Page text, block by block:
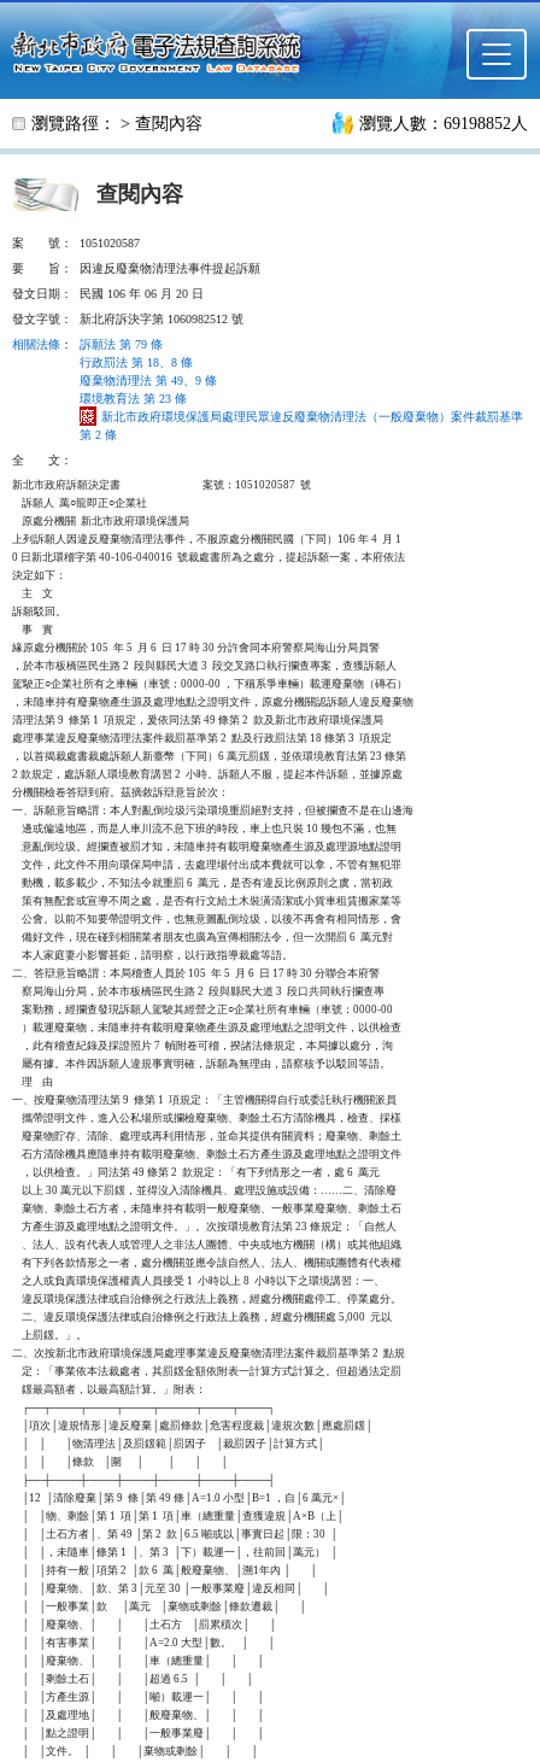
跳至主要內容
瀏覽路徑： > 查閱內容 瀏覽人數：69198852人
查閱內容
案 號：
1051020587
要
旨：
因違反廢棄物清理法事件提起訴願
發文日期：
民國 106 年 06 月 20 日
發文字號：
新北府訴決字第 1060982512 號
相關法條 ：
訴願法 第 79 條
行政罰法 第 18、8 條
廢棄物清理法 第 49、9 條
環境教育法 第 23 條
新北市政府環境保護局處理民眾違反廢棄物清理法（一般廢棄物）案件裁罰基準
第 2 條
全
文：
新北市政府訴願決定書                                  案號：1051020587  號
    訴願人  萬○龍即正○企業社
    原處分機關  新北市政府環境保護局
上列訴願人因違反廢棄物清理法事件，不服原處分機關民國（下同）106 年 4  月 1
0 日新北環稽字第 40-106-040016  號裁處書所為之處分，提起訴願一案，本府依法
決定如下：
    主    文
訴願駁回。
    事    實
緣原處分機關於 105  年 5  月 6  日 17 時 30 分許會同本府警察局海山分局員警
，於本市板橋區民生路 2  段與縣民大道 3  段交叉路口執行攔查專案，查獲訴願人
駕駛正○企業社所有之車輛（車號：0000-00 ，下稱系爭車輛）載運廢棄物（磚石）
，未隨車持有廢棄物產生源及處理地點之證明文件，原處分機關認訴願人違反廢棄物
清理法第 9  條第 1  項規定，爰依同法第 49 條第 2  款及新北市政府環境保護局
處理事業違反廢棄物清理法案件裁罰基準第 2  點及行政罰法第 18 條第 3  項規定
，以首揭裁處書裁處訴願人新臺幣（下同）6 萬元罰鍰，並依環境教育法第 23 條第
2 款規定，處訴願人環境教育講習 2  小時。訴願人不服，提起本件訴願，並據原處
分機關檢卷答辯到府。茲摘敘訴辯意旨於次：
一、訴願意旨略謂：本人對亂倒垃圾污染環境重罰絕對支持，但被攔查不是在山邊海
    邊或偏遠地區，而是人車川流不息下班的時段，車上也只裝 10 幾包不滿，也無
    意亂倒垃圾。經攔查被罰才知，未隨車持有載明廢棄物產生源及處理源地點證明
    文件，此文件不用向環保局申請，去處理場付出成本費就可以拿，不管有無犯罪
    動機，載多載少，不知法令就重罰 6  萬元，是否有違反比例原則之虞，當初政
    策有無配套或宣導不周之處，是否有行文給土木裝潢清潔或小貨車租賃搬家業等
    公會。以前不知要帶證明文件，也無意圖亂倒垃圾，以後不再會有相同情形，會
    備好文件，現在碰到相關業者朋友也廣為宣傳相關法令，但一次開罰 6  萬元對
    本人家庭妻小影響甚鉅，請明察，以行政指導裁處等語。
二、答辯意旨略謂：本局稽查人員於 105  年 5  月 6  日 17 時 30 分聯合本府警
    察局海山分局，於本市板橋區民生路 2  段與縣民大道 3  段口共同執行攔查專
    案勤務，經攔查發現訴願人駕駛其經營之正○企業社所有車輛（車號：0000-00
    ）載運廢棄物，未隨車持有載明廢棄物產生源及處理地點之證明文件，以供檢查
    ，此有稽查紀錄及採證照片 7  幀附卷可稽，揆諸法條規定，本局據以處分，洵
    屬有據。本件因訴願人違規事實明確，訴願為無理由，請察核予以駁回等語。
    理    由
一、按廢棄物清理法第 9  條第 1  項規定：「主管機關得自行或委託執行機關派員
    攜帶證明文件，進入公私場所或攔檢廢棄物、剩餘土石方清除機具，檢查、採樣
    廢棄物貯存、清除、處理或再利用情形，並命其提供有關資料；廢棄物、剩餘土
    石方清除機具應隨車持有載明廢棄物、剩餘土石方產生源及處理地點之證明文件
    ，以供檢查。」同法第 49 條第 2  款規定：「有下列情形之一者，處 6  萬元
    以上 30 萬元以下罰鍰，並得沒入清除機具、處理設施或設備：……二、清除廢
    棄物、剩餘土石方者，未隨車持有載明一般廢棄物、一般事業廢棄物、剩餘土石
    方產生源及處理地點之證明文件。」。次按環境教育法第 23 條規定：「自然人
    、法人、設有代表人或管理人之非法人團體、中央或地方機關（構）或其他組織
    有下列各款情形之一者，處分機關並應令該自然人、法人、機關或團體有代表權
    之人或負責環境保護權責人員接受 1  小時以上 8  小時以下之環境講習：一、
    違反環境保護法律或自治條例之行政法上義務，經處分機關處停工、停業處分。
    二、違反環境保護法律或自治條例之行政法上義務，經處分機關處 5,000  元以
    上罰鍰。」。
二、次按新北市政府環境保護局處理事業違反廢棄物清理法案件裁罰基準第 2  點規
    定：「事業依本法裁處者，其罰鍰金額依附表一計算方式計算之。但超過法定罰
    鍰最高額者，以最高額計算。」附表：
    ┌──┬────┬────┬────┬─────┬────┬────┐
    │項次│違規情形│違反廢棄│處罰條款│危害程度裁│違規次數│應處罰鍰│
    │    │        │物清理法│及罰鍰範│罰因子    │裁罰因子│計算方式│
    │    │        │條款    │圍      │          │        │        │
    ├──┼────┼────┼────┼─────┼────┼────┤
    │12  │清除廢棄│第 9  條│第 49 條│A=1.0 小型│B=1 ，自│6 萬元×│
    │    │物、剩餘│第 1  項│第 1  項│車（總重量│查獲違規│A×B（上│
    │    │土石方者│、第 49 │第 2  款│6.5 噸或以│事實日起│限：30  │
    │    │，未隨車│條第 1  │、第 3  │下）載運一│，往前回│萬元）  │
    │    │持有一般│項第 2  │款 6  萬│般廢棄物、│溯1年內 │        │
    │    │廢棄物、│款、第 3│元至 30 │一般事業廢│違反相同│        │
    │    │一般事業│款      │萬元    │棄物或剩餘│條款遭裁│        │
    │    │廢棄物、│        │        │土石方    │罰累積次│        │
    │    │有害事業│        │        │A=2.0 大型│數。    │        │
    │    │廢棄物、│        │        │車（總重量│        │        │
    │    │剩餘土石│        │        │超過 6.5  │        │        │
    │    │方產生源│        │        │噸）載運一│        │        │
    │    │及處理地│        │        │般廢棄物、│        │        │
    │    │點之證明│        │        │一般事業廢│        │        │
    │    │文件。  │        │        │棄物或剩餘│        │        │